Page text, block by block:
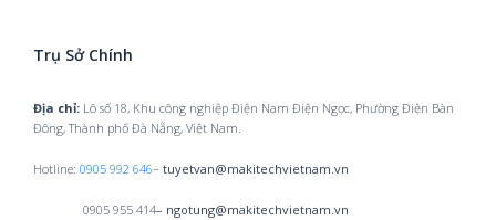
Trụ Sở Chính
Địa chỉ: Lô số 18, Khu công nghiệp Điện Nam Điện Ngọc, Phường Điện Bàn
Đông, Thành phố Đà Nẵng, Việt Nam.
Hotline: 0905 992 646– tuyetvan@makitechvietnam.vn
0905 955 414– ngotung@makitechvietnam.vn